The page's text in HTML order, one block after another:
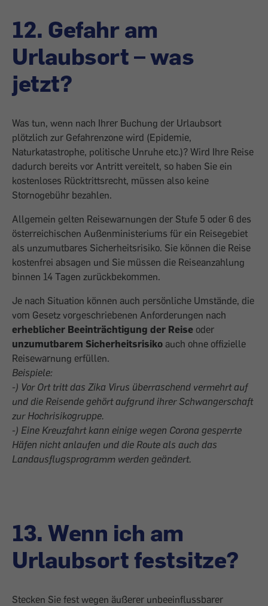
12. Gefahr am
Urlaubsort – was
jetzt?
Was tun, wenn nach Ihrer Buchung der Urlaubsort
plötzlich zur Gefahrenzone wird (Epidemie,
Naturkatastrophe, politische Unruhe etc.)? Wird Ihre Reise
dadurch bereits vor Antritt vereitelt, so haben Sie ein
kostenloses Rücktrittsrecht, müssen also keine
Stornogebühr bezahlen.
Allgemein gelten Reisewarnungen der Stufe 5 oder 6 des
österreichischen Außenministeriums für ein Reisegebiet
als unzumutbares Sicherheitsrisiko. Sie können die Reise
kostenfrei absagen und Sie müssen die Reiseanzahlung
binnen 14 Tagen zurückbekommen.
Je nach Situation können auch persönliche Umstände, die
vom Gesetz vorgeschriebenen Anforderungen nach
erheblicher Beeinträchtigung der Reise oder
unzumutbarem Sicherheitsrisiko auch ohne offizielle
Reisewarnung erfüllen.
Beispiele:
-) Vor Ort tritt das Zika Virus überraschend vermehrt auf
und die Reisende gehört aufgrund ihrer Schwangerschaft
zur Hochrisikogruppe.
-) Eine Kreuzfahrt kann einige wegen Corona gesperrte
Häfen nicht anlaufen und die Route als auch das
Landausflugsprogramm werden geändert.
13. Wenn ich am
Urlaubsort festsitze?
Stecken Sie fest wegen äußerer unbeeinflussbarer